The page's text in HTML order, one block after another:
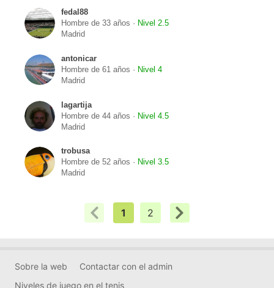
fedal88
Hombre de 33 años · Nivel 2.5
Madrid
antonicar
Hombre de 61 años · Nivel 4
Madrid
lagartija
Hombre de 44 años · Nivel 4.5
Madrid
trobusa
Hombre de 52 años · Nivel 3.5
Madrid
1 2
Sobre la web
Contactar con el admin
Niveles de juego en el tenis